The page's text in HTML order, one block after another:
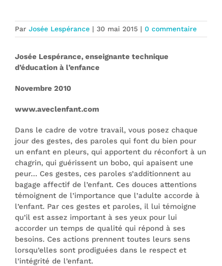
Par Josée Lespérance | 30 mai 2015 | 0 commentaire
Josée Lespérance, enseignante technique
d’éducation à l’enfance
Novembre 2010
www.aveclenfant.com
Dans le cadre de votre travail, vous posez chaque
jour des gestes, des paroles qui font du bien pour
un enfant en pleurs, qui apportent du réconfort à un
chagrin, qui guérissent un bobo, qui apaisent une
peur… Ces gestes, ces paroles s’additionnent au
bagage affectif de l’enfant. Ces douces attentions
témoignent de l’importance que l’adulte accorde à
l’enfant. Par ces gestes et paroles, il lui témoigne
qu’il est assez important à ses yeux pour lui
accorder un temps de qualité qui répond à ses
besoins. Ces actions prennent toutes leurs sens
lorsqu’elles sont prodiguées dans le respect et
l’intégrité de l’enfant.